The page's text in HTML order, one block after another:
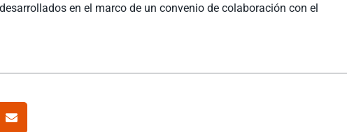
en el marco de un convenio de colaboración con el